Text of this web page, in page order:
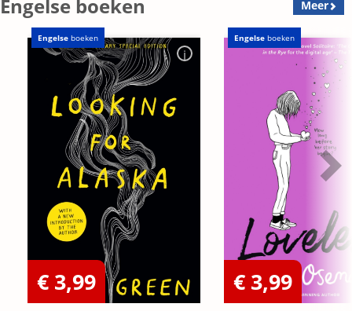
Engelse boeken Meer
Engelse boeken
€ 3,99
Engelse boeken
€ 3,99